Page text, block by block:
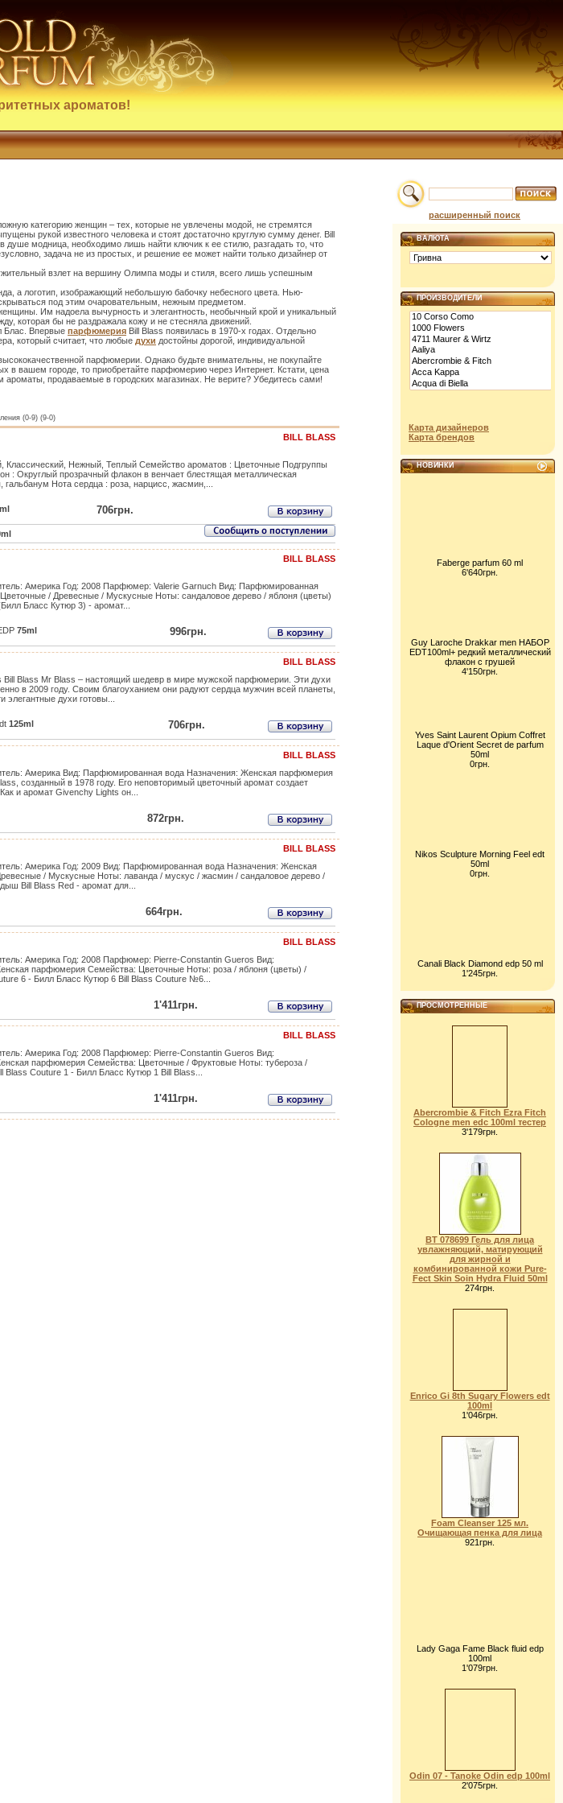
ароматов!
категорию женщин – тех, которые не увлечены модой, не стремятся
рукой известного человека и стоят достаточно круглую сумму денег. Bill
душе модница, необходимо лишь найти ключик к ее стилю, разгадать то, что
задача не из простых, и решение ее может найти только дизайнер от
взлет на вершину Олимпа моды и стиля, всего лишь успешным
а логотип, изображающий небольшую бабочку небесного цвета. Нью-
под этим очаровательным, нежным предметом.
Им надоела вычурность и элегантность, необычный крой и уникальный
которая бы не раздражала кожу и не стесняла движений.
Блас. Впервые парфюмерия Bill Blass появилась в 1970-х годах. Отдельно
который считает, что любые духи достойны дорогой, индивидуальной
парфюмерии. Однако будьте внимательны, не покупайте
в вашем городе, то приобретайте парфюмерию через Интернет. Кстати, цена
продаваемые в городских магазинах. Не верите? Убедитесь сами!
(0-9) (9-0)
BILL BLASS
Классический, Нежный, Теплый Семейство ароматов : Цветочные Подгруппы
: Округлый прозрачный флакон в венчает блестящая металлическая
Нота сердца : роза, нарцисс, жасмин,...
706грн.
BILL BLASS
Америка Год: 2008 Парфюмер: Valerie Garnuch Вид: Парфюмированная
/ Древесные / Мускусные Ноты: сандаловое дерево / яблоня (цветы)
Бласс Кутюр 3) - аромат...
75ml 996грн.
BILL BLASS
Blass Mr Blass – настоящий шедевр в мире мужской парфюмерии. Эти духи
в 2009 году. Своим благоуханием они радуют сердца мужчин всей планеты,
элегантные духи готовы...
125ml 706грн.
BILL BLASS
Америка Вид: Парфюмированная вода Назначения: Женская парфюмерия
созданный в 1978 году. Его неповторимый цветочный аромат создает
и аромат Givenchy Lights он...
872грн.
BILL BLASS
Америка Год: 2009 Вид: Парфюмированная вода Назначения: Женская
/ Мускусные Ноты: лаванда / мускус / жасмин / сандаловое дерево /
Bill Blass Red - аромат для...
664грн.
BILL BLASS
Америка Год: 2008 Парфюмер: Pierre-Constantin Gueros Вид:
парфюмерия Семейства: Цветочные Ноты: роза / яблоня (цветы) /
6 - Билл Бласс Кутюр 6 Bill Blass Couture №6...
1'411грн.
BILL BLASS
Америка Год: 2008 Парфюмер: Pierre-Constantin Gueros Вид:
парфюмерия Семейства: Цветочные / Фруктовые Ноты: тубероза /
Couture 1 - Билл Бласс Кутюр 1 Bill Blass...
1'411грн.
расширенный поиск
ВАЛЮТА
ПРОИЗВОДИТЕЛИ
Карта дизайнеров
Карта брендов
НОВИНКИ
Faberge parfum 60 ml
6'640грн.
Guy Laroche Drakkar men НАБОР
EDT100ml+ редкий металлический
флакон с грушей
4'150грн.
Yves Saint Laurent Opium Coffret
Laque d'Orient Secret de parfum
50ml
0грн.
Nikos Sculpture Morning Feel edt
50ml
0грн.
Canali Black Diamond edp 50 ml
1'245грн.
ПРОСМОТРЕННЫЕ
Abercrombie & Fitch Ezra Fitch
Cologne men edc 100ml тестер
3'179грн.
BT 078699 Гель для лица
увлажняющий, матирующий
для жирной и
комбинированной кожи Pure-
Fect Skin Soin Hydra Fluid 50ml
274грн.
Enrico Gi 8th Sugary Flowers edt
100ml
1'046грн.
Foam Cleanser 125 мл.
Очищающая пенка для лица
921грн.
Lady Gaga Fame Black fluid edp
100ml
1'079грн.
Odin 07 - Tanoke Odin edp 100ml
2'075грн.